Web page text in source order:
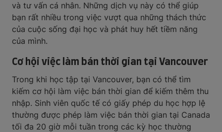
và tư vấn cá nhân. Những dịch vụ này có thể giúp
bạn rất nhiều trong việc vượt qua những thách thức
của cuộc sống đại học và phát huy hết tiềm năng
của mình.
Cơ hội việc làm bán thời gian tại Vancouver
Trong khi học tập tại Vancouver, bạn có thể tìm
kiếm cơ hội làm việc bán thời gian để kiếm thêm thu
nhập. Sinh viên quốc tế có giấy phép du học hợp lệ
thường được phép làm việc bán thời gian tại Canada
tối đa 20 giờ mỗi tuần trong các kỳ học thường